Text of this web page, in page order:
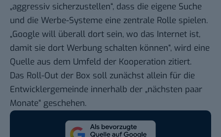
„aggressiv sicherzustellen“, dass die eigene Suche
und die Werbe-Systeme eine zentrale Rolle spielen.
„Google will überall dort sein, wo das Internet ist,
damit sie dort Werbung schalten können“, wird eine
Quelle aus dem Umfeld der Kooperation zitiert.
Das Roll-Out der Box soll zunächst allein für die
Entwicklergemeinde innerhalb der „nächsten paar
Monate“ geschehen.